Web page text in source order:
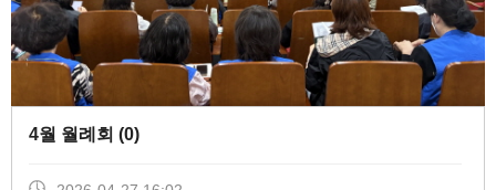
4월 월례회 (0)